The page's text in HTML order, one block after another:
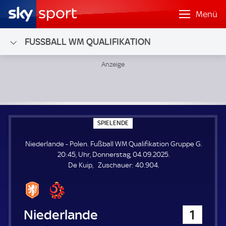
Menü
FUSSBALL WM QUALIFIKATION
SPIELENDE
P
E
E
N
Niederlande - Polen. Fußball WM Qualifikation Gruppe G.
20:45, Uhr, Donnerstag, 04.09.2025.
De Kuip
Zuschauer: Z
40.904.
Niederlande 1